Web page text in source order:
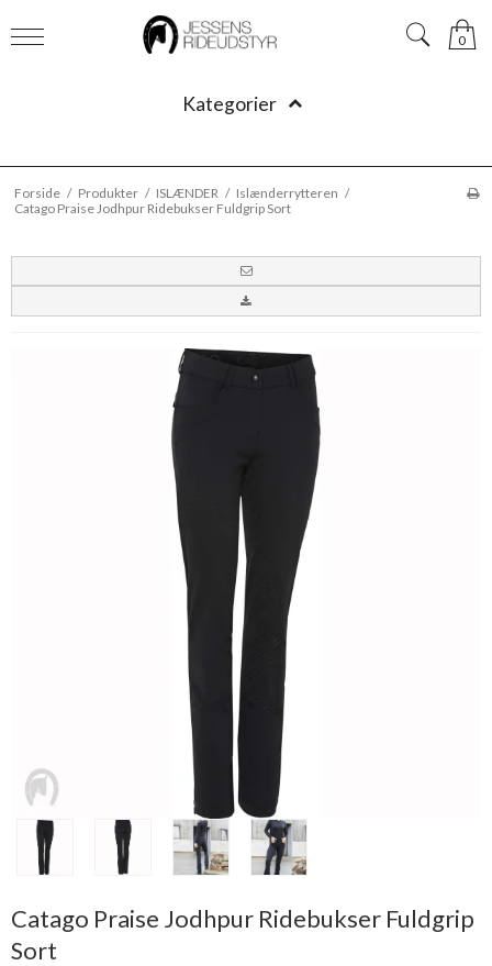
0
Kategorier
Forside / Produkter / ISLÆNDER / Islænderrytteren /
Catago Praise Jodhpur Ridebukser Fuldgrip Sort
Catago Praise Jodhpur Ridebukser Fuldgrip
Sort